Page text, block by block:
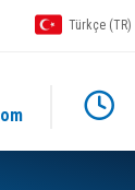
Türkçe (TR)